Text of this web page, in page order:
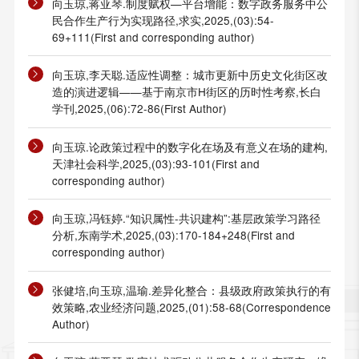
民合作生产行为实现路径,求实,2025,(03):54-
69+111(First and corresponding author)
向玉琼,李天聪.适应性调整：城市更新中历史文化街区改
造的演进逻辑——基于南京市H街区的历时性考察,长白
学刊,2025,(06):72-86(First Author)
向玉琼.论政策过程中的数字化在场及有意义在场的建构,
天津社会科学,2025,(03):93-101(First and
corresponding author)
向玉琼,冯钰婷.“知识属性-共识建构”:基层政策学习路径
分析,东南学术,2025,(03):170-184+248(First and
corresponding author)
张健培,向玉琼,温瑜.差异化整合：县级政府政策执行的有
效策略,农业经济问题,2025,(01):58-68(Correspondence
Author)